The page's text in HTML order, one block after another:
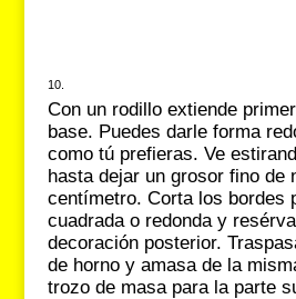
Con un rodillo extiende
base. Puedes darle forma
como tú prefieras. Ve
hasta dejar un grosor fino de
centímetro. Corta los bordes
cuadrada o redonda y
decoración posterior.
de horno y amasa de la
trozo de masa para la parte